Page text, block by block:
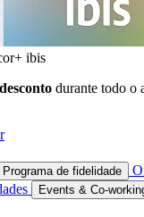
ibis
durante todo o
Programa de fidelidade
Events & Co-